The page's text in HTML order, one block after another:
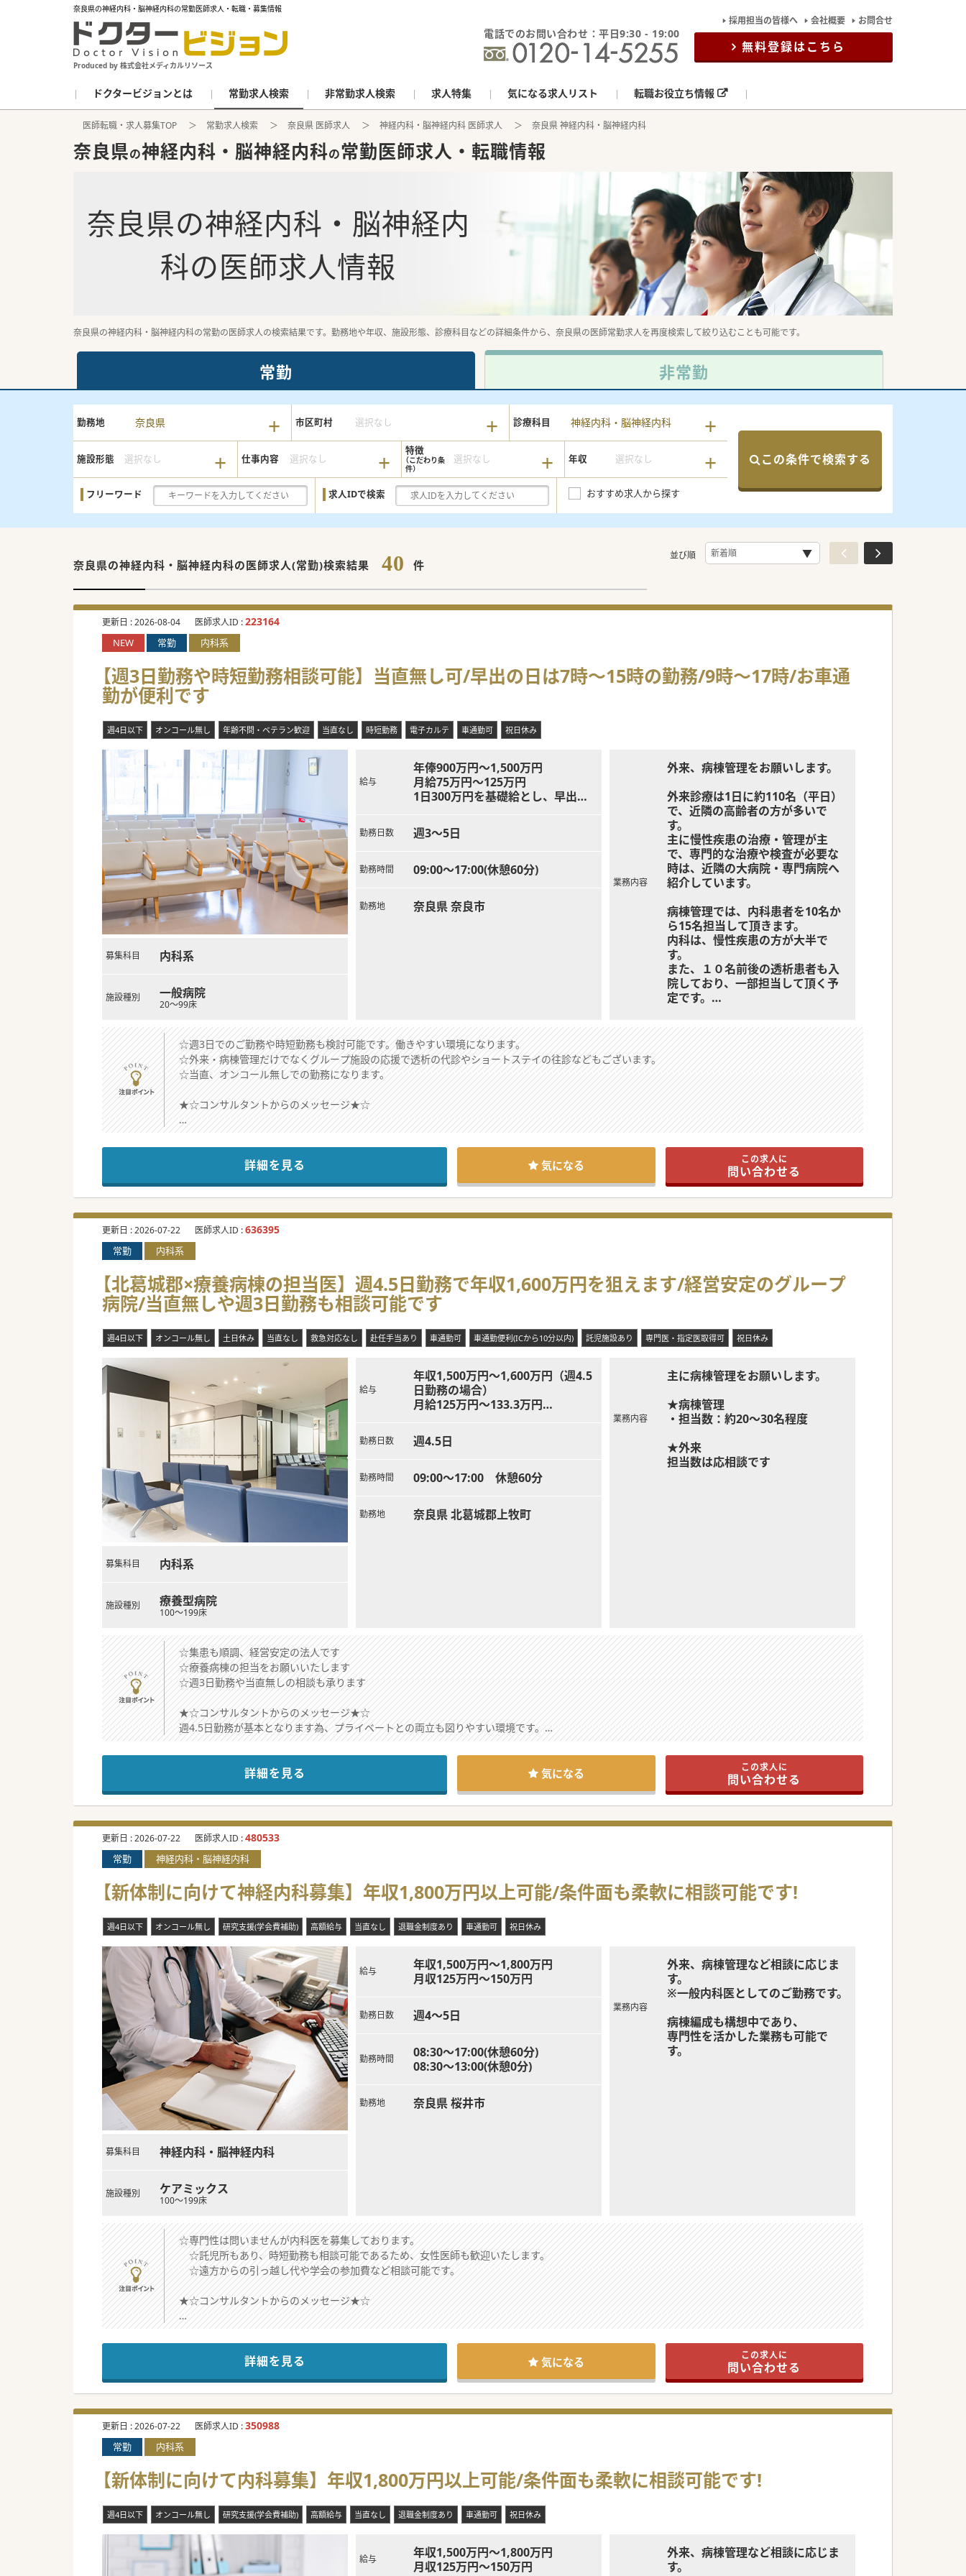
奈良県の神経内科・脳神経内科の常勤医師求人・転職・募集情報
Produced by 株式会社メディカルリソース
電話でのお問い合わせ：平日9:30 - 19:00
採用担当の皆様へ 会社概要 お問合せ
無料登録はこちら
ドクタービジョンとは 常勤求人検索 非常勤求人検索 求人特集 気になる求人リスト 転職お役立ち情報
医師転職・求人募集TOP 常勤求人検索 奈良県 医師求人 神経内科・脳神経内科 医師求人 奈良県 神経内科・脳神経内科
奈良県の神経内科・脳神経内科の常勤医師求人・転職情報
奈良県の神経内科・脳神経内
科の医師求人情報
奈良県の神経内科・脳神経内科の常勤の医師求人の検索結果です。勤務地や年収、施設形態、診療科目などの詳細条件から、奈良県の医師常勤求人を再度検索して絞り込むことも可能です。
常勤 非常勤
勤務地 奈良県 市区町村 選択なし 診療科目 神経内科・脳神経内科
施設形態 選択なし 仕事内容 選択なし
特徴
選択なし 年収 選択なし
フリーワード 求人IDで検索 おすすめ求人から探す
この条件で検索する
奈良県の神経内科・脳神経内科の医師求人(常勤)検索結果 40 件
並び順
更新日 :2026-08-04 医師求人ID :223164
NEW 常勤 内科系
【週3日勤務や時短勤務相談可能】当直無し可/早出の日は7時～15時の勤務/9時～17時/お車通
勤が便利です
週4日以下 オンコール無し 年齢不問・ベテラン歓迎 当直なし 時短勤務 電子カルテ 車通勤可 祝日休み
募集科目 内科系
施設種別 一般病院
20～99床
給与
年俸900万円～1,500万円
月給75万円～125万円
1日300万円を基礎給とし、早出・
支給
夜診＠２万円／年間約100万円
5万円／年間約200万円～
勤務日数 週3～5日
勤務時間 09:00～17:00(休憩60分)
勤務地 奈良県 奈良市
業務内容
外来、病棟管理をお願いします。
外来診療は1日に約110名（平日）
で、近隣の高齢者の方が多いで
す。
主に慢性疾患の治療・管理が主
で、専門的な治療や検査が必要な
時は、近隣の大病院・専門病院へ
紹介しています。
病棟管理では、内科患者を10名か
ら15名担当して頂きます。
内科は、慢性疾患の方が大半で
す。
また、１０名前後の透析患者も入
院しており、一部担当して頂く予
定です。
内）には、訪問診療や専門外来の
開設なども検討しております。
☆週3日でのご勤務や時短勤務も検討可能です。働きやすい環境になります。
☆外来・病棟管理だけでなくグループ施設の応援で透析の代診やショートステイの往診などもございます。
☆当直、オンコール無しでの勤務になります。
★☆コンサルタントからのメッセージ★☆
ご自身のライフスタイルに合わせたご勤務が可能となります。
週3日の勤務が可能で、子育て中のドクターも安心してご勤務頂けます。
また、職員同士の風通しもよい環境で、人間関係に悩まされることもありません。
#秋入職可
詳細を見る 気になる この求人に
問い合わせる
更新日 :2026-07-22 医師求人ID :636395
常勤 内科系
【北葛城郡×療養病棟の担当医】週4.5日勤務で年収1,600万円を狙えます/経営安定のグループ
病院/当直無しや週3日勤務も相談可能です
週4日以下 オンコール無し 土日休み 当直なし 救急対応なし 赴任手当あり 車通勤可 車通勤便利(ICから10分以内) 託児施設あり 専門医・指定医取得可 祝日休み
募集科目 内科系
施設種別 療養型病院
100～199床
給与
年収1,500万円～1,600万円（週4.5
日勤務の場合）
月給125万円～133.3万円
決定
勤務日数 週4.5日
勤務時間 09:00～17:00 休憩60分
勤務地 奈良県 北葛城郡上牧町
業務内容
主に病棟管理をお願いします。
★病棟管理
・担当数：約20～30名程度
★外来
担当数は応相談です
☆集患も順調、経営安定の法人です
☆療養病棟の担当をお願いいたします
☆週3日勤務や当直無しの相談も承ります
★☆コンサルタントからのメッセージ★☆
週4.5日勤務が基本となります為、プライベートとの両立も図りやすい環境です。
内科系の先生であればご専門は問いませんので、ご興味おありの先生は気軽にお気軽にお問い合わせください。
詳細を見る 気になる この求人に
問い合わせる
更新日 :2026-07-22 医師求人ID :480533
常勤 神経内科・脳神経内科
【新体制に向けて神経内科募集】年収1,800万円以上可能/条件面も柔軟に相談可能です!
週4日以下 オンコール無し 研究支援(学会費補助) 高額給与 当直なし 退職金制度あり 車通勤可 祝日休み
募集科目 神経内科・脳神経内科
施設種別 ケアミックス
100～199床
給与
年収1,500万円～1,800万円
月収125万円～150万円
勤務日数 週4～5日
勤務時間
08:30～17:00(休憩60分)
08:30～13:00(休憩0分)
勤務地 奈良県 桜井市
業務内容
外来、病棟管理など相談に応じま
す。
※一般内科医としてのご勤務です。
病棟編成も構想中であり、
専門性を活かした業務も可能で
す。
☆専門性は問いませんが内科医を募集しております。
☆託児所もあり、時短勤務も相談可能であるため、女性医師も歓迎いたします。
☆遠方からの引っ越し代や学会の参加費など相談可能です。
★☆コンサルタントからのメッセージ★☆
病院の規模で制約はありますが、
今後の運営のために積極的に意見を取り入れていただける病院です。
#秋入職可
詳細を見る 気になる この求人に
問い合わせる
更新日 :2026-07-22 医師求人ID :350988
常勤 内科系
【新体制に向けて内科募集】年収1,800万円以上可能/条件面も柔軟に相談可能です!
週4日以下 オンコール無し 研究支援(学会費補助) 高額給与 当直なし 退職金制度あり 車通勤可 祝日休み
給与
年収1,500万円～1,800万円
月収125万円～150万円
外来、病棟管理など相談に応じま
す。